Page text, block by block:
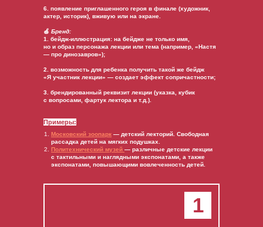
6. появление приглашенного героя в финале (художник,
актер, историк), вживую или на экране.
🍏 Бренд:
1. бейдж-иллюстрация: на бейдже не только имя,
но и образ персонажа лекции или тема (например, «Настя
— про динозавров»);
2. возможность для ребенка получить такой же бейдж
«Я участник лекции» — создает эффект сопричастности;
3. брендированный реквизит лекции (указка, кубик
с вопросами, фартук лектора и т.д.).
Московский зоопарк — детский лекторий. Свободная
рассадка детей на мягких подушках.
Политехнический музей — различные детские лекции
с тактильными и наглядными экспонатами, а также
экспонатами, повышающими вовлеченность детей.
Примеры:
1